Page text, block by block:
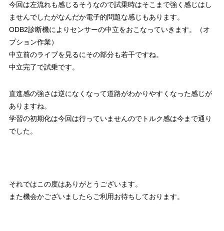
今回は左流れも感じるそうなので試乗時はそこまで強く感じはし
ませんでしたがなんだか電子的問題な感じもあります。
ODB2診断機によりセンサーの中立をおこなっていきます。（オ
プション作業）
中立前のライブを見るにその部分も若干ですね。
中立完了で試乗です。
直進感の強さは逆になくなって道路がわかりやすくなった感じが
ありますね。
学習の初期化は今回は行っていませんのでトルク感は今まで通り
でした。
それではこの度はありがとうございます。
また機会かございましたらご利用お待ちしております。